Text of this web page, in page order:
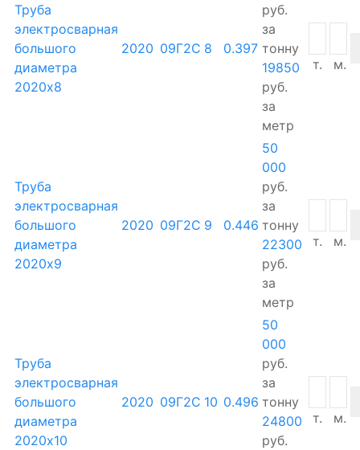
Труба
электросварная
большого
диаметра
2020х8
2020 09Г2С 8 0.397
руб.
за
тонну
19850
руб.
за
метр
т. м.
Труба
электросварная
большого
диаметра
2020х9
2020 09Г2С 9 0.446
50
000
руб.
за
тонну
22300
руб.
за
метр
т. м.
Труба
электросварная
большого
диаметра
2020х10
2020 09Г2С 10 0.496
50
000
руб.
за
тонну
24800
руб.
т. м.